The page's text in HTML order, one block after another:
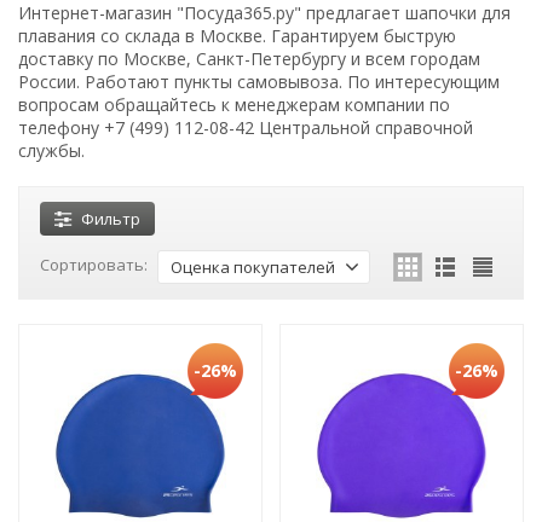
Интернет-магазин "Посуда365.ру" предлагает шапочки для
плавания со склада в Москве. Гарантируем быструю
доставку по Москве, Санкт-Петербургу и всем городам
России. Работают пункты самовывоза. По интересующим
вопросам обращайтесь к менеджерам компании по
телефону +7 (499) 112-08-42 Центральной справочной
службы.
Фильтр
Сортировать: Оценка покупателей
-26% -26%